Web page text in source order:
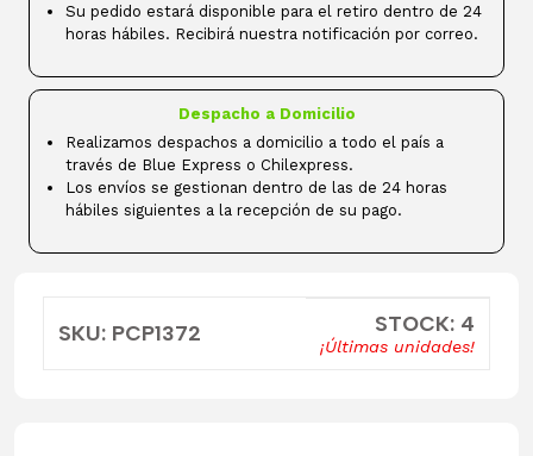
Su pedido estará disponible para el retiro dentro de 24
horas hábiles. Recibirá nuestra notificación por correo.
Despacho a Domicilio
Realizamos despachos a domicilio a todo el país a
través de Blue Express o Chilexpress.
Los envíos se gestionan dentro de las de 24 horas
hábiles siguientes a la recepción de su pago.
SKU: PCP1372 STOCK: 4
¡Últimas unidades!